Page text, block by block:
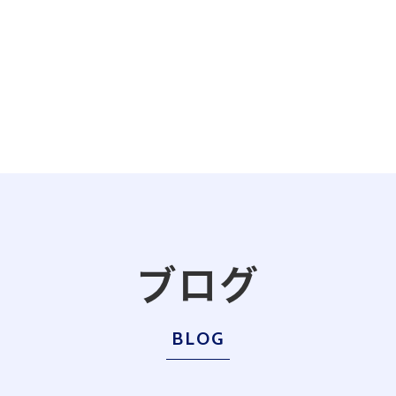
ブログ
BLOG